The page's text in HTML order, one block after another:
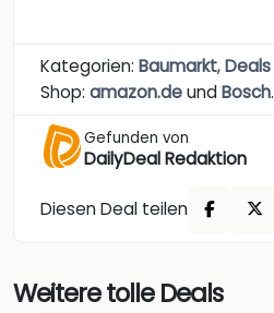
Kategorien: Baumarkt,Deals
Shop: amazon.deundBosch.
Gefunden von
DailyDeal Redaktion
Diesen Deal teilen
Weitere tolle Deals